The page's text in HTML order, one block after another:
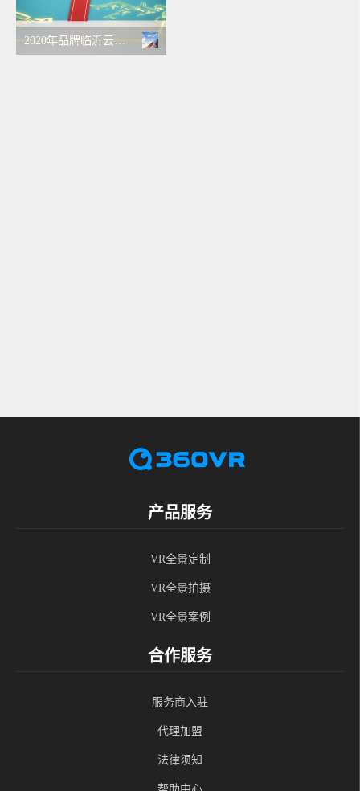
2020年品牌临沂云展会
产品服务
VR全景定制
VR全景拍摄
VR全景案例
合作服务
服务商入驻
代理加盟
法律须知